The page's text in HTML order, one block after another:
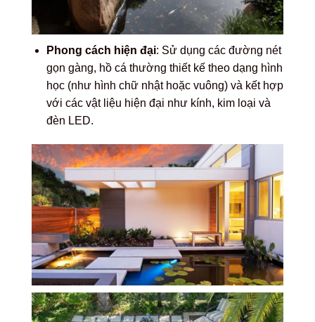
Phong cách hiện đại: Sử dụng các đường nét
gọn gàng, hồ cá thường thiết kế theo dạng hình
học (như hình chữ nhật hoặc vuông) và kết hợp
với các vật liệu hiện đại như kính, kim loại và
đèn LED.